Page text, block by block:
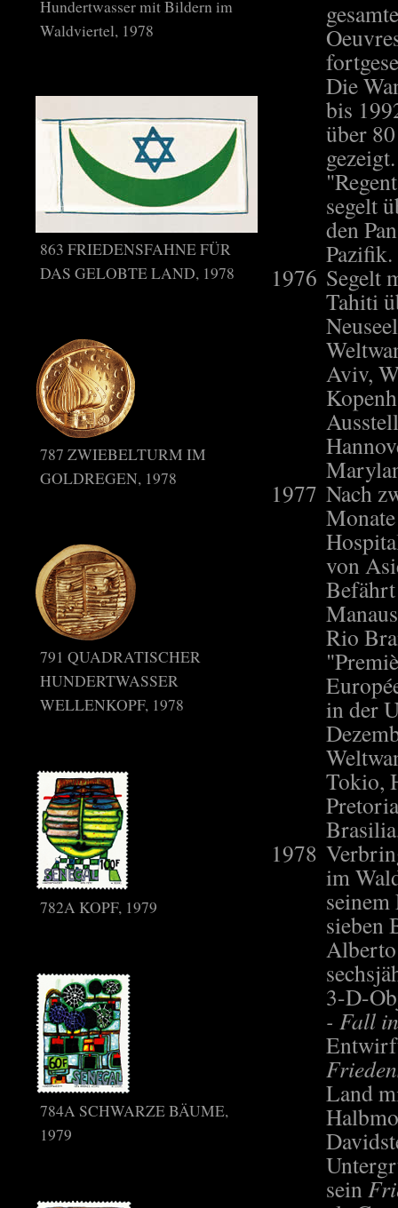
Hundertwasser mit Bildern im
Waldviertel, 1978
863 FRIEDENSFAHNE FÜR
DAS GELOBTE LAND, 1978
787 ZWIEBELTURM IM
GOLDREGEN, 1978
791 QUADRATISCHER
HUNDERTWASSER
WELLENKOPF, 1978
782A KOPF, 1979
784A SCHWARZE BÄUME,
1979
Die
bis
über
segelt
den
Pazifik.
1976 Segelt
Tahiti
Aviv,
1977 Nach
von
Rio
in der
Tokio,
1978
im
sieben
Alberto
3-D-
- Fall
Land
sein